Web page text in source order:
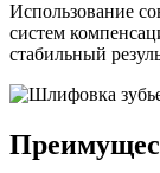
Использование
систем
стабильный